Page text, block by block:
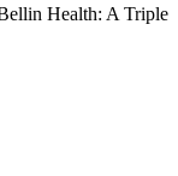
Health: A Triple
Story.